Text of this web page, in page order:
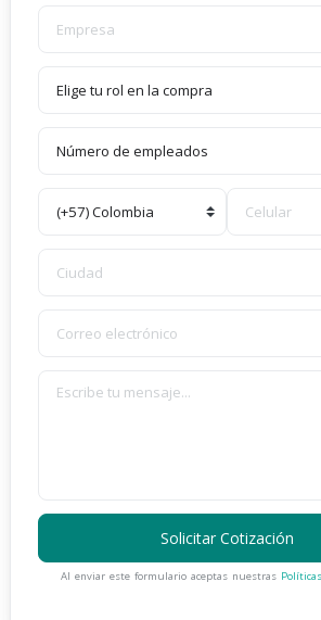
Al enviar este formulario aceptas nuestras
Solicitar Cotización